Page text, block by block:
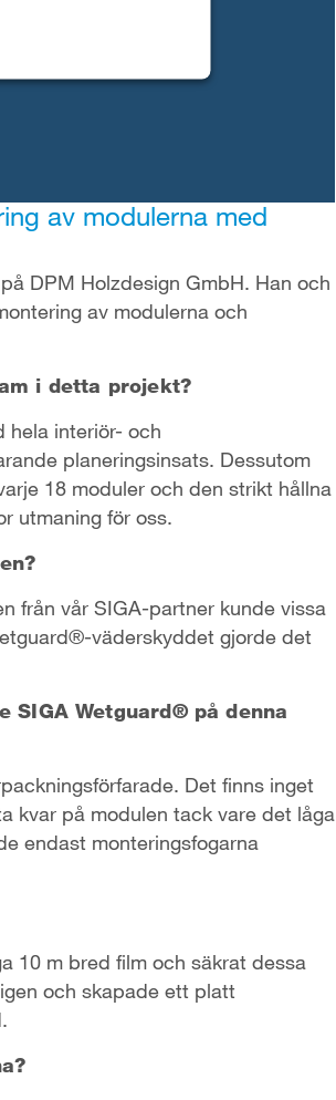
av modulerna med
DPM Holzdesign GmbH. Han och
av modulerna och
i detta projekt?
hela interiör- och
planeringsinsats. Dessutom
18 moduler och den strikt hållna
utmaning för oss.
från vår SIGA-partner kunde vissa
väderskyddet gjorde det
Wetguard® på denna
Det finns inget
kvar på modulen tack vare det låga
endast monteringsfogarna
10 m bred film och säkrat dessa
och skapade ett platt